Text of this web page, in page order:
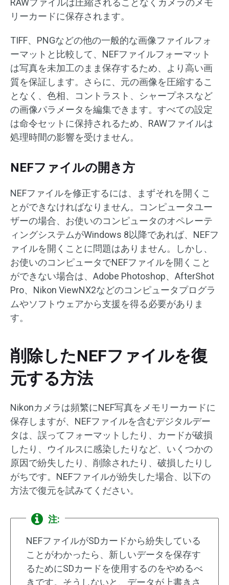
RAWファイルは圧縮されることなくカメラのメモ
リーカードに保存されます。
TIFF、PNGなどの他の一般的な画像ファイルフォ
ーマットと比較して、NEFファイルフォーマット
は写真を未加工のまま保存するため、より高い画
質を保証します。さらに、元の画像を圧縮するこ
となく、色相、コントラスト、シャープネスなど
の画像パラメータを編集できます。すべての設定
は命令セットに保持されるため、RAWファイルは
処理時間の影響を受けません。
NEFファイルの開き方
NEFファイルを修正するには、まずそれを開くこ
とができなければなりません。コンピュータユー
ザーの場合、お使いのコンピュータのオペレーテ
ィングシステムがWindows 8以降であれば、NEFフ
ァイルを開くことに問題はありません。しかし、
お使いのコンピュータでNEFファイルを開くこと
ができない場合は、Adobe Photoshop、AfterShot
Pro、Nikon ViewNX2などのコンピュータプログラ
ムやソフトウェアから支援を得る必要がありま
す。
削除したNEFファイルを復
元する方法
Nikonカメラは頻繁にNEF写真をメモリーカードに
保存しますが、NEFファイルを含むデジタルデー
タは、誤ってフォーマットしたり、カードが破損
したり、ウイルスに感染したりなど、いくつかの
原因で紛失したり、削除されたり、破損したりし
がちです。NEFファイルが紛失した場合、以下の
方法で復元を試みてください。
注:
NEFファイルがSDカードから紛失している
ことがわかったら、新しいデータを保存す
るためにSDカードを使用するのをやめるべ
きです。そうしないと、データが上書きさ